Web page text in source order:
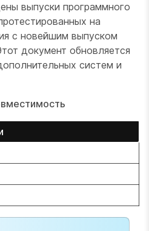
выпуски программного
на
с новейшим выпуском
документ обновляется
систем и